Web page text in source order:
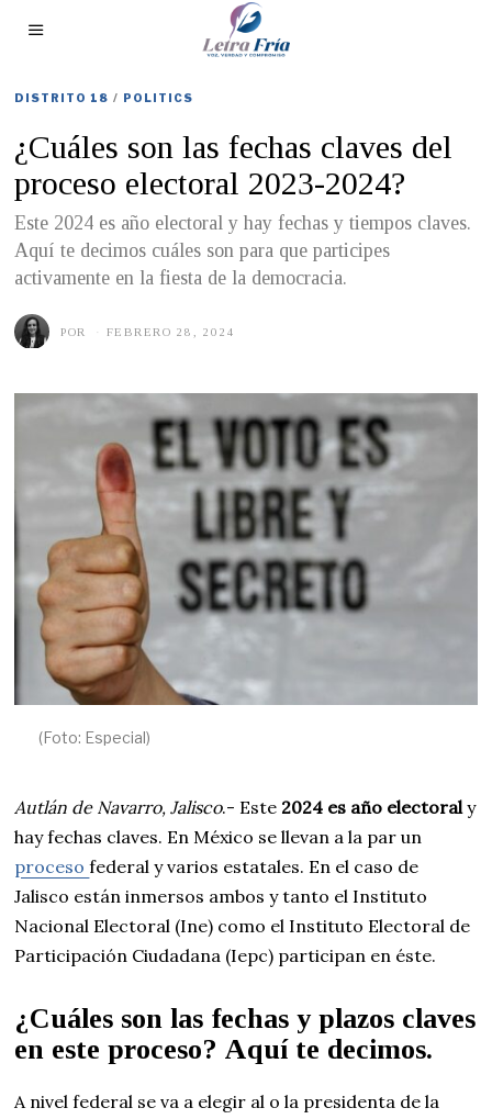
DISTRITO 18 / POLITICS
¿Cuáles son las fechas claves del
proceso electoral 2023-2024?
Este 2024 es año electoral y hay fechas y tiempos claves.
Aquí te decimos cuáles son para que participes
activamente en la fiesta de la democracia.
POR FEBRERO 28, 2024
E
R
8
2
0
2
4
(Foto: Especial)
Autlán de Navarro, Jalisco.- Este 2024 es año electoraly
hay fechas claves. En México se llevan a la par un
procesofederal y varios estatales. En el caso de
Jalisco están inmersos ambos y tanto el Instituto
Nacional Electoral (Ine) como el Instituto Electoral de
Participación Ciudadana (Iepc) participan en éste.
¿Cuáles son las fechas y plazos claves
en este proceso? Aquí te decimos.
A nivel federal se va a elegir al o la presidenta de la